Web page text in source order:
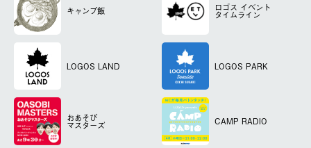
キャンプ飯 ロゴス イベント
タイムライン
LOGOS LAND LOGOS PARK
おあそび
マスターズ CAMP RADIO